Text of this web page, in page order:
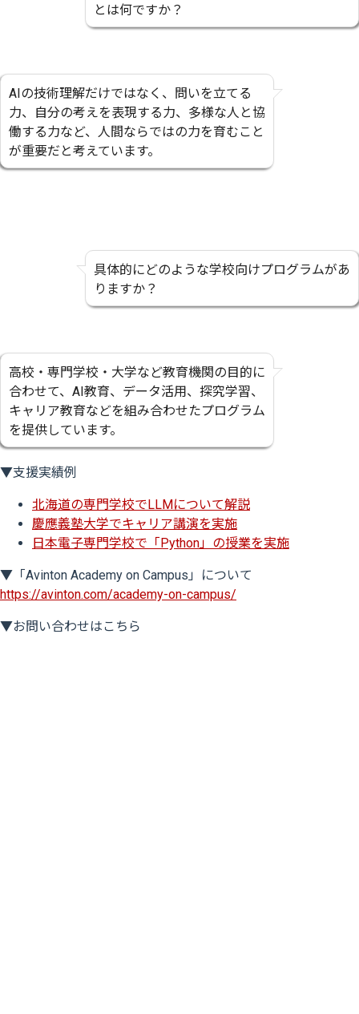
とは何ですか？
AIの技術理解だけではなく、問いを立てる
力、自分の考えを表現する力、多様な人と協
働する力など、人間ならではの力を育むこと
が重要だと考えています。
具体的にどのような学校向けプログラムがあ
りますか？
高校・専門学校・大学など教育機関の目的に
合わせて、AI教育、データ活用、探究学習、
キャリア教育などを組み合わせたプログラム
を提供しています。
▼支援実績例
北海道の専門学校でLLMについて解説
慶應義塾大学でキャリア講演を実施
日本電子専門学校で「Python」の授業を実施
▼「Avinton Academy on Campus」について
https://avinton.com/academy-on-campus/
▼お問い合わせはこちら